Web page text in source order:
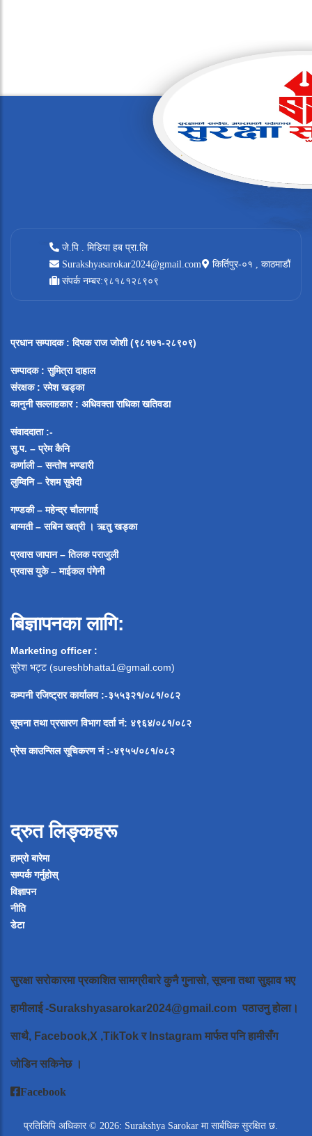
जे.पि . मिडिया हब प्रा.लि
Surakshyasarokar2024@gmail.com
किर्तिपुर-०१ , काठमाडौं
संपर्क नम्बर:९८१८१२८९०९
प्रधान सम्पादक: दिपक राज जोशी (९८१७१-२८९०९)
सम्पादक : सुमित्रा दाहाल
संरक्षक : रमेश खड्का
कानुनी सल्लाहकार : अधिवक्ता राधिका खतिवडा
संवाददाता :-
सु.प. – प्रेम कैनि
कर्णाली – सन्तोष भण्डारी
लुम्विनि – रेशम सुवेदी
गण्डकी – महेन्द्र चौलागाई
बाग्मती – सबिन खत्री ।ऋतु खड्का
प्रवास जापान – तिलक पराजुली
प्रवास युके – माईकल पंगेनी
बिज्ञापनका लागि:
Marketing officer :
सुरेश भट्ट (sureshbhatta1@gmail.com)
कम्पनी रजिष्ट्रार कार्यालय :-३५५३२१/०८१/०८२
सूचना तथा प्रसारण विभाग दर्ता नं: ४९६४/०८१/०८२
प्रेस काउन्सिल सूचिकरण नं:-४९५५/०८१/०८२
द्रुत लिङ्कहरू
हाम्रो बारेमा
सम्पर्क गर्नुहोस्
विज्ञापन
नीति
डेटा
सुरक्षा सरोकारमा प्रकाशित सामग्रीबारे कुनै गुनासो, सूचना तथा सुझाव भए
हामीलाई-Surakshyasarokar2024@gmail.com पठाउनु होला।
साथै, Facebook,X ,TikTok र Instagram मार्फत पनि हामीसँग
जोडिन सकिनेछ ।
Facebook
प्रतिलिपि अधिकार © 2026: Surakshya Sarokar मा सार्बधिक सुरक्षित छ.